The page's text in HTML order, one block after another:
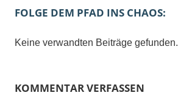
FOLGE DEM PFAD INS CHAOS:
Keine verwandten Beiträge gefunden.
KOMMENTAR VERFASSEN